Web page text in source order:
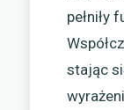
pełniły
stając